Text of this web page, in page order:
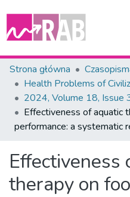
Zespoły i Kolekcje
Statystyka
Całe Repozytorium
Strona główna
Health Problems of
2024, Volume 18, Issue
Effectiveness of aquatic
performance: a systematic
Effectiveness
therapy on